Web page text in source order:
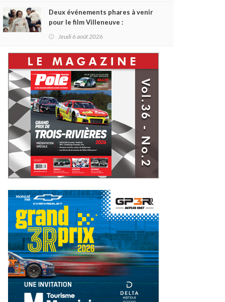
Deux événements phares à venir
pour le film Villeneuve :
L'ascension d'une légende (+
Jeudi 6 août 2026